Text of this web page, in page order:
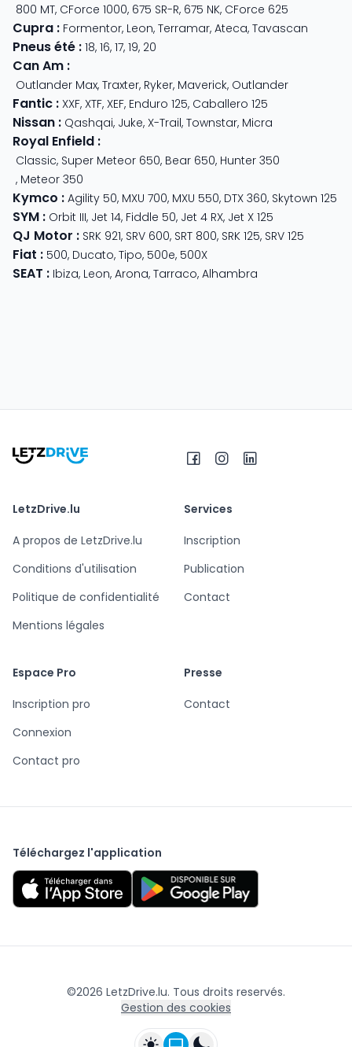
800 MT, CForce 1000, 675 SR-R, 675 NK, CForce 625
Cupra : Formentor, Leon, Terramar, Ateca, Tavascan
Pneus été : 18, 16, 17, 19, 20
Can Am :
Outlander Max, Traxter, Ryker, Maverick, Outlander
Fantic : XXF, XTF, XEF, Enduro 125, Caballero 125
Nissan : Qashqai, Juke, X-Trail, Townstar, Micra
Royal Enfield :
Classic, Super Meteor 650, Bear 650, Hunter 350
, Meteor 350
Kymco : Agility 50, MXU 700, MXU 550, DTX 360, Skytown 125
SYM : Orbit III, Jet 14, Fiddle 50, Jet 4 RX, Jet X 125
QJ Motor : SRK 921, SRV 600, SRT 800, SRK 125, SRV 125
Fiat : 500, Ducato, Tipo, 500e, 500X
SEAT : Ibiza, Leon, Arona, Tarraco, Alhambra
LetzDrive.lu
A propos de LetzDrive.lu
Conditions d'utilisation
Politique de confidentialité
Mentions légales
Services
Inscription
Publication
Contact
Espace Pro
Inscription pro
Connexion
Contact pro
Presse
Contact
Téléchargez l'application
©2026 LetzDrive.lu. Tous droits reservés.
Gestion des cookies